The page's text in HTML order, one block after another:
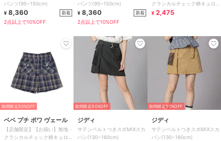
パンツ(95~150cm)
¥ 8,360 新着
2点以上で10%OFF
パンツ(95~150cm)
¥ 8,360 新着
2点以上で10%OFF
クラシカルチェック柄キュロッ
トパンツ(95～150cm)
¥ 2,475
期間限定50%OFF
ベベ プチ ポワ ヴェール
【店舗限定】【お揃い】無地・
クラシカルチェック柄キュロッ
期間限定50%OFF
ジディ
サテンベルトつきスポMIXスカ
パン(130~160cm)
期間限定50%OFF
ジディ
サテンベルトつきスポMIXスカ
パン(130~160cm)